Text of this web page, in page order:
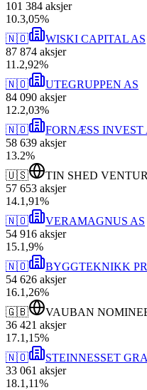
101 384 aksjer
10.3,05%
🇳🇴
WISKI CAPITAL AS
87 874 aksjer
11 .2,92%
🇳🇴
UTEGRUPPEN AS
84 090 aksjer
12.2,03%
🇳🇴
FORNÆSS INVEST
58 639 aksjer
13.2%
🇺🇸
TIN SHED
57 653 aksjer
14.1,91%
🇳🇴
VERAMAGNUS AS
54 916 aksjer
15.1,9%
🇳🇴
BYGGTEKNIKK
54 626 aksjer
16.1,26%
🇬🇧
VAUBAN
36 421 aksjer
17.1,15%
🇳🇴
STEINNESSET
33 061 aksjer
18.1,11%